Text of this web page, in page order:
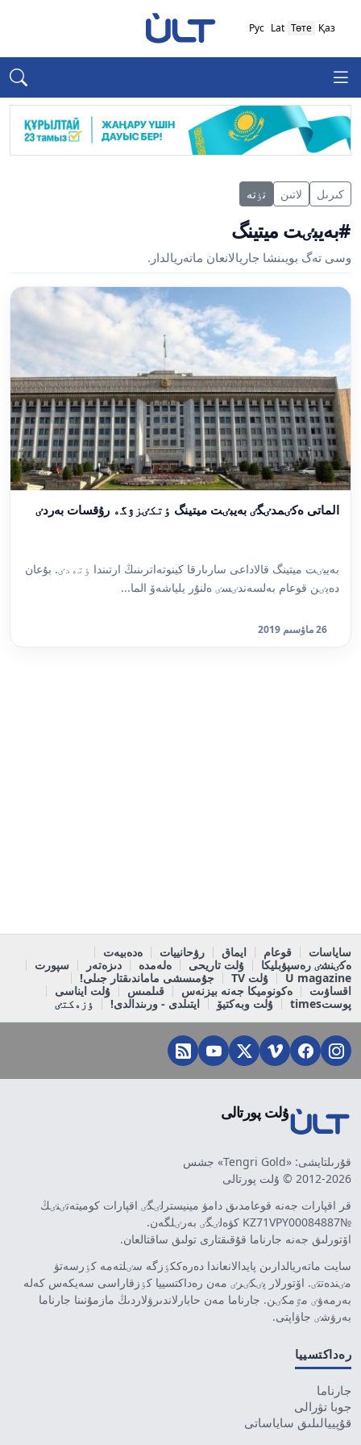
Қаз
Төте
Lat
Рус
كىرىل لاتىن تٶتە
#بەيبٸت ميتينگ
وسى تەگ بويىنشا جاريالانعان ماتەريالدار.
الماتى ەكٸمدٸگٸ بەيبٸت ميتينگ ٶتكٸزۋگە رۇقسات بەردٸ
بەيبٸت ميتينگ قالاداعى سارىارقا كينوتەاترىنىڭ ارتىندا ٶتەدٸ. بۇعان
دەيٸن قوعام بەلسەندٸسٸ ەلنۇر يلياشەۆ الما...
26 ماۋسىم 2019
ساياسات قوعام ايماق رۋحانييات
ەدەبيەت
ەكٸنشٸ رەسپۋبليكا
ۇلت تاريحى ەلەمدە دىزەتەر
سپورت
U magazine
ۇلت TV
جۇمىسشى ماماندىقتار جىلى!
اقساۋىت
ەكونوميكا جەنە بيزنەس قىلمىس
ۇلت ايناسى
پوستtimes
ۇلت وبەكتيۆ ايتىلدى - ورىندالدى! ٶزەكتٸ
ۇلت پورتالى
قۇرىلتايشى: «Tengri Gold» جشس
2012-2026 © ۇلت پورتالى
قر اقپارات جەنە قوعامدىق دامۋ مينيسترلٸگٸ اقپارات كوميتەتٸنٸڭ
№KZ71VPY00084887 كۋەلٸگٸ بەرٸلگەن.
اۆتورلىق جەنە جارناما قۇقىقتارى تولىق ساقتالعان.
سايت ماتەريالدارىن پايدالانعاندا دەرەككٶزگە سٸلتەمە كٶرسەتۋ
مٸندەتتٸ. اۆتورلار پٸكٸرٸ مەن رەداكتسييا كٶزقاراسى سەيكەس كەلە
بەرمەۋٸ مٷمكٸن. جارناما مەن حابارلاندىرۋلاردىڭ مازمۇنىنا جارناما
بەرۋشٸ جاۋاپتى.
رەداكتسييا
جارناما
جوبا تۋرالى
قۇپييالىلىق ساياساتى